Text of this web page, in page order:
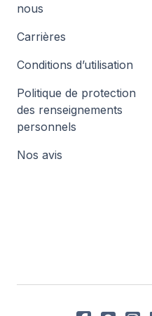
nous
Carrières
Conditions d’utilisation
Politique de protection
des renseignements
personnels
Nos avis